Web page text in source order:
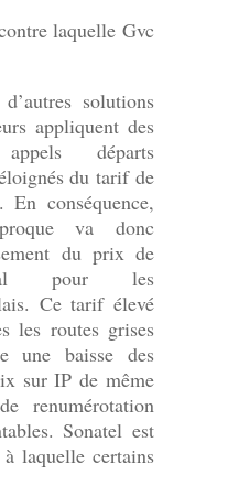
laquelle Gvc
solutions
appliquent des
départs
du tarif de
conséquence,
va donc
du prix de
pour les
Ce tarif élevé
les routes grises
une baisse des
sur IP de même
renumérotation
Sonatel est
laquelle certains